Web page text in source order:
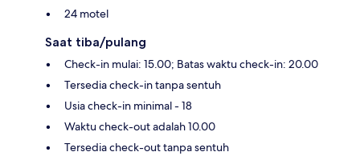
24 motel
Saat tiba/pulang
Check-in mulai: 15.00; Batas waktu check-in: 20.00
Tersedia check-in tanpa sentuh
Usia check-in minimal - 18
Waktu check-out adalah 10.00
Tersedia check-out tanpa sentuh